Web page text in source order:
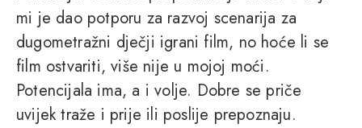
mi je dao potporu za razvoj scenarija za
dugometražni dječji igrani film, no hoće li se
film ostvariti, više nije u mojoj moći.
Potencijala ima, a i volje. Dobre se priče
uvijek traže i prije ili poslije prepoznaju.